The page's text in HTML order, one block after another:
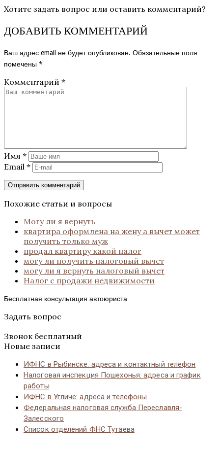
Хотите задать вопрос или оставить комментарий?
ДОБАВИТЬ КОММЕНТАРИЙ
Ваш адрес email не будет опубликован. Обязательные поля
помечены *
Комментарий *
Имя *
Email *
Похожие статьи и вопросы
Могу ли я вернуть
квартира оформлена на жену а вычет может
получить только муж
продал квартиру какой налог
могу ли получить налоговый вычет
могу ли я вернуть налоговый вычет
Налог с продажи недвижимости
Бесплатная консультация автоюриста
Задать вопрос
Звонок бесплатный
Новые записи
ИФНС в Рыбинске: адреса и контактный телефон
Налоговая инспекция Пошехонья: адреса и график
работы
ИФНС в Угличе: адреса и телефоны
Федеральная налоговая служба Переславля-
Залесского
Список отделений ФНС Тутаева